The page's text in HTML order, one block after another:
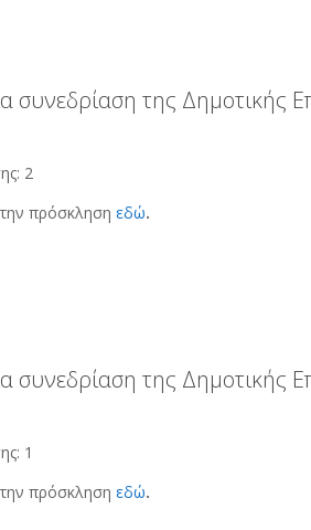
συνεδρίαση της Δημοτικής
2
την πρόσκλησηεδώ.
συνεδρίαση της Δημοτικής
1
την πρόσκλησηεδώ.